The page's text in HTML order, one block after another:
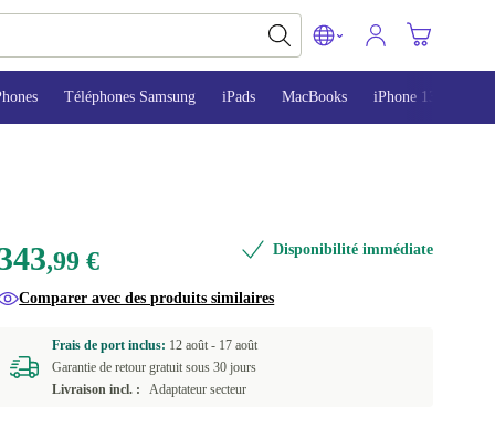
Téléphones Samsung iPads MacBooks iPhone 13
,99 € Disponibilité immédiate
Comparer avec des produits similaires
Frais de port inclus: 12 août - 17 août
Garantie de retour gratuit sous 30 jours
Livraison incl. :
Adaptateur secteur